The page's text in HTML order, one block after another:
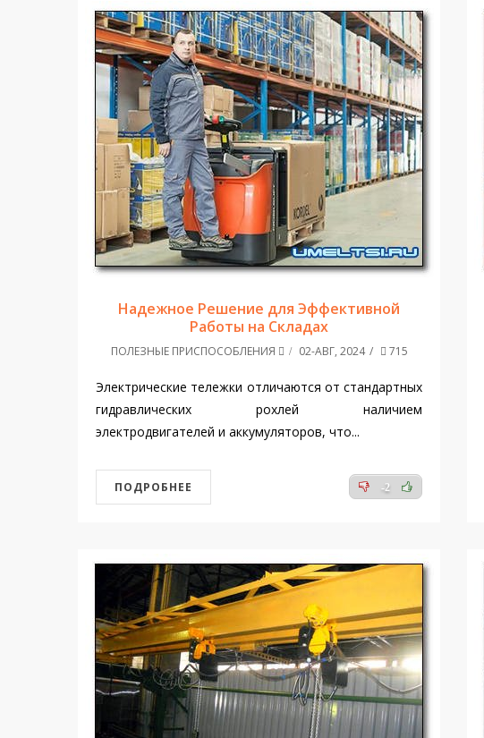
Надежное Решение для Эффективной
Работы на Складах
ПОЛЕЗНЫЕ ПРИСПОСОБЛЕНИЯ 02-АВГ, 2024 715
Электрические тележки отличаются от стандартных
гидравлических рохлей наличием
электродвигателей и аккумуляторов, что...
-2
ПОДРОБНЕЕ